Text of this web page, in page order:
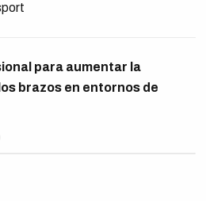
para aumentar la
brazos en entornos de